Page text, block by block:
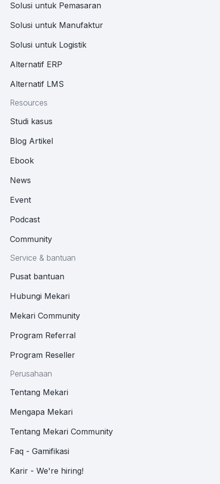
Solusi untuk Pemasaran
Solusi untuk Manufaktur
Solusi untuk Logistik
Alternatif ERP
Alternatif LMS
Resources
Studi kasus
Blog Artikel
Ebook
News
Event
Podcast
Community
Service & bantuan
Pusat bantuan
Hubungi Mekari
Mekari Community
Program Referral
Program Reseller
Perusahaan
Tentang Mekari
Mengapa Mekari
Tentang Mekari Community
Faq - Gamifikasi
Karir - We're hiring!